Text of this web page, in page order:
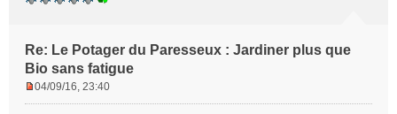
Re: Le Potager du Paresseux : Jardiner plus que
Bio sans fatigue
04/09/16, 23:40